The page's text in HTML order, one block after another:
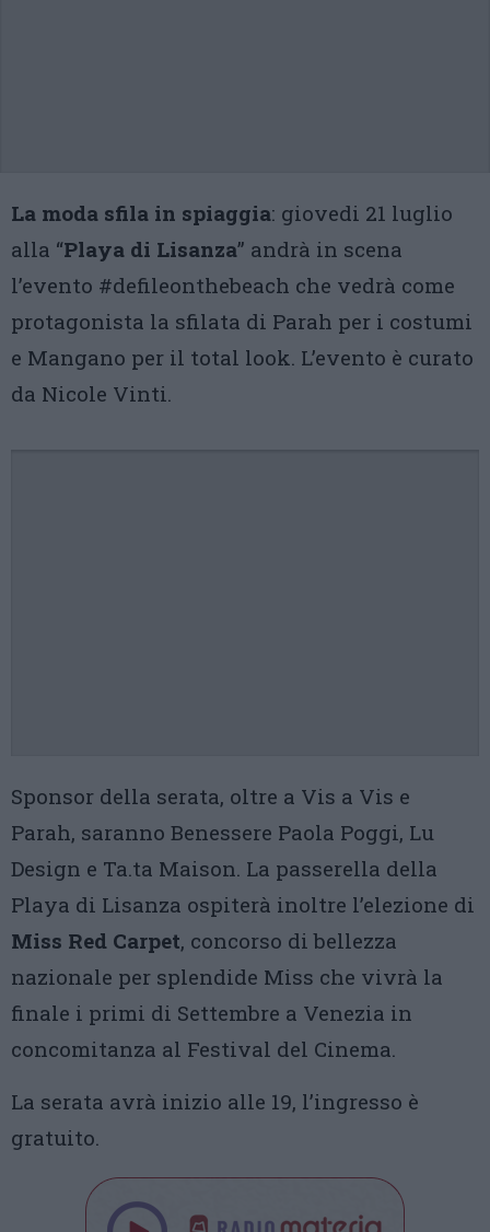
La moda sfila in spiaggia: giovedi 21 luglio
alla “Playa di Lisanza” andrà in scena
l’evento #defileonthebeach che vedrà come
protagonista la sfilata di Parah per i costumi
e Mangano per il total look. L’evento è curato
da Nicole Vinti.
Sponsor della serata, oltre a Vis a Vis e
Parah, saranno Benessere Paola Poggi, Lu
Design e Ta.ta Maison. La passerella della
Playa di Lisanza ospiterà inoltre l’elezione di
Miss Red Carpet, concorso di bellezza
nazionale per splendide Miss che vivrà la
finale i primi di Settembre a Venezia in
concomitanza al Festival del Cinema.
La serata avrà inizio alle 19, l’ingresso è
gratuito.